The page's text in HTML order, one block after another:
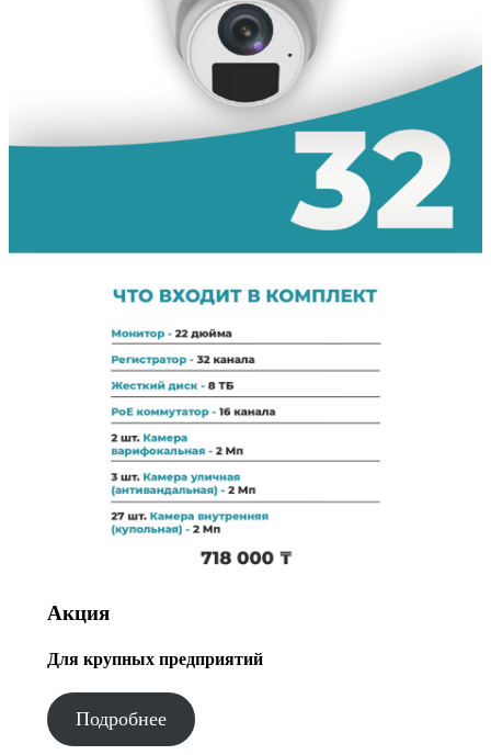
Акция
Для крупных предприятий
Подробнее